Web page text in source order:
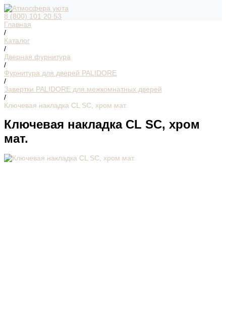
8 (800) 101 20 53
Главная
/
Каталог
/
Дверная фурнитура
/
Фурнитура для дверей PALIDORE
/
Завертки PALIDORE для межкомнатных дверей
/
Ключевая накладка CL SC, хром мат.
Ключевая накладка CL SC, хром
мат.